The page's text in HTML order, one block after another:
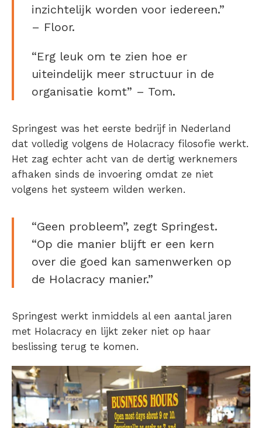
inzichtelijk worden voor iedereen.”
– Floor.
“Erg leuk om te zien hoe er
uiteindelijk meer structuur in de
organisatie komt” – Tom.
Springest was het eerste bedrijf in Nederland
dat volledig volgens de Holacracy filosofie werkt.
Het zag echter acht van de dertig werknemers
afhaken sinds de invoering omdat ze niet
volgens het systeem wilden werken.
“Geen probleem”, zegt Springest.
“Op die manier blijft er een kern
over die goed kan samenwerken op
de Holacracy manier.”
Springest werkt inmiddels al een aantal jaren
met Holacracy en lijkt zeker niet op haar
beslissing terug te komen.